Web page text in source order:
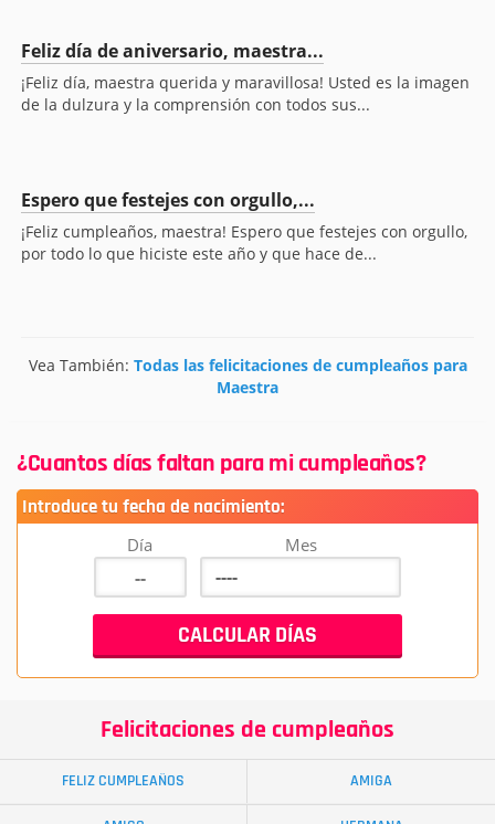
Feliz día de aniversario, maestra...
¡Feliz día, maestra querida y maravillosa! Usted es la imagen
de la dulzura y la comprensión con todos sus...
Espero que festejes con orgullo,...
¡Feliz cumpleaños, maestra! Espero que festejes con orgullo,
por todo lo que hiciste este año y que hace de...
Vea También: Todas las felicitaciones de cumpleaños para
Maestra
¿Cuantos días faltan para mi cumpleaños?
Introduce tu fecha de nacimiento:
Día Mes
Felicitaciones de cumpleaños
FELIZ CUMPLEAÑOS AMIGA